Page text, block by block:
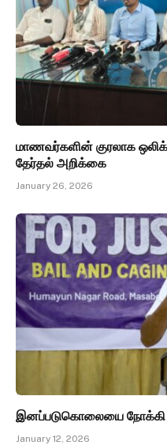
மாணவர்களின் குரலாக
தேர்தல் அறிக்கை
January 26, 2026
இனப்படுகொலையை நோக்கி
January 12, 2026